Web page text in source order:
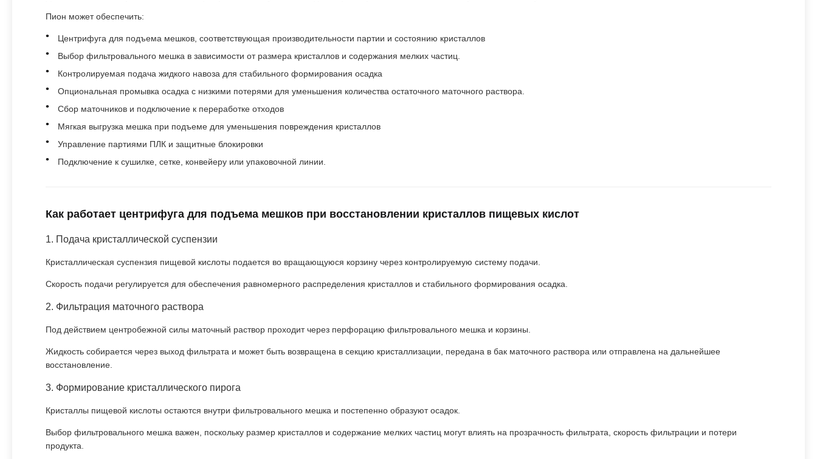
Пион может обеспечить:
Центрифуга для подъема мешков, соответствующая производительности партии и состоянию кристаллов
Выбор фильтровального мешка в зависимости от размера кристаллов и содержания мелких частиц.
Контролируемая подача жидкого навоза для стабильного формирования осадка
Опциональная промывка осадка с низкими потерями для уменьшения количества остаточного маточного раствора.
Сбор маточников и подключение к переработке отходов
Мягкая выгрузка мешка при подъеме для уменьшения повреждения кристаллов
Управление партиями ПЛК и защитные блокировки
Подключение к сушилке, сетке, конвейеру или упаковочной линии.
Как работает центрифуга для подъема мешков при восстановлении кристаллов пищевых кислот
1. Подача кристаллической суспензии
Кристаллическая суспензия пищевой кислоты подается во вращающуюся корзину через контролируемую систему подачи.
Скорость подачи регулируется для обеспечения равномерного распределения кристаллов и стабильного формирования осадка.
2. Фильтрация маточного раствора
Под действием центробежной силы маточный раствор проходит через перфорацию фильтровального мешка и корзины.
Жидкость собирается через выход фильтрата и может быть возвращена в секцию кристаллизации, передана в бак маточного раствора или отправлена ​​на дальнейшее
восстановление.
3. Формирование кристаллического пирога
Кристаллы пищевой кислоты остаются внутри фильтровального мешка и постепенно образуют осадок.
Выбор фильтровального мешка важен, поскольку размер кристаллов и содержание мелких частиц могут влиять на прозрачность фильтрата, скорость фильтрации и потери
продукта.